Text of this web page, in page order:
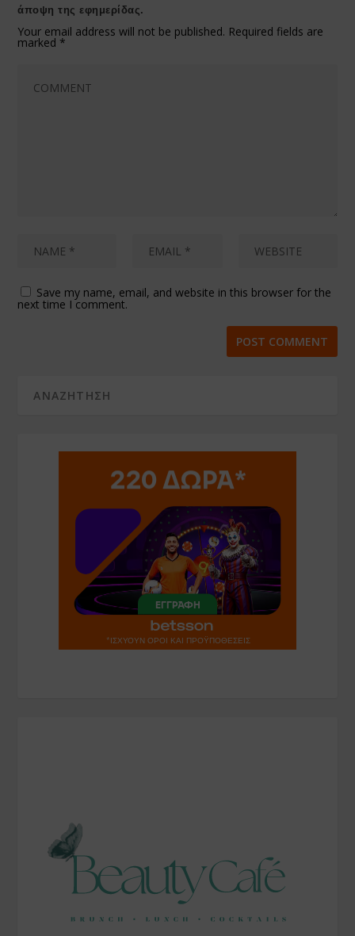
άποψη της εφημερίδας.
Your email address will not be published. Required fields are
marked *
Save my name, email, and website in this browser for the
next time I comment.